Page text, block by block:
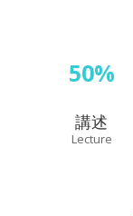
50%
講述
Lecture